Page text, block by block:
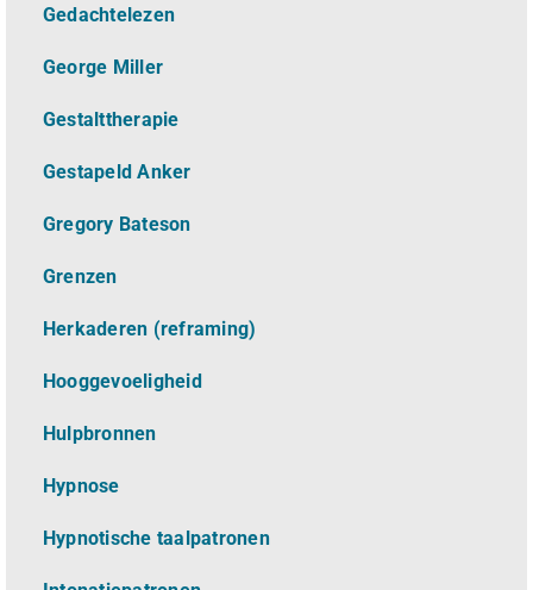
Gedachtelezen
George Miller
Gestalttherapie
Gestapeld Anker
Gregory Bateson
Grenzen
Herkaderen (reframing)
Hooggevoeligheid
Hulpbronnen
Hypnose
Hypnotische taalpatronen